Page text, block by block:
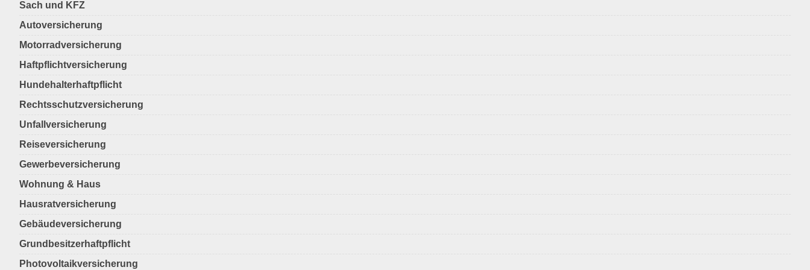
Sach und KFZ
Autoversicherung
Motorradversicherung
Haftpflichtversicherung
Hundehalterhaftpflicht
Rechtsschutzversicherung
Unfallversicherung
Reiseversicherung
Gewerbeversicherung
Wohnung & Haus
Hausratversicherung
Gebäudeversicherung
Grundbesitzerhaftpflicht
Photovoltaikversicherung